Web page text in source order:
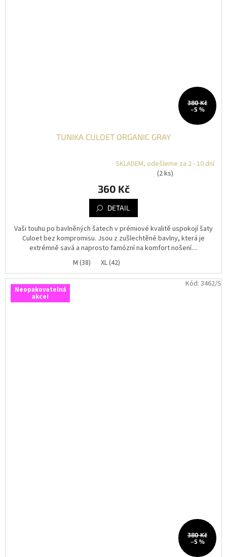
380 Kč
–5 %
TUNIKA CULOET ORGANIC GRAY
hvězdiček.
SKLADEM, odešleme za 2 - 10 dní
(2 ks)
360 Kč
DETAIL
Vaši touhu po bavlněných šatech v prémiové kvalitě uspokojí šaty
Culoet bez kompromisu. Jsou z zušlechtěné bavlny, která je
extrémně savá a naprosto famózní na komfort nošení....
M (38)
XL (42)
Neopakovatelná
akce!
380 Kč
–5 %
Kód: 3462/S